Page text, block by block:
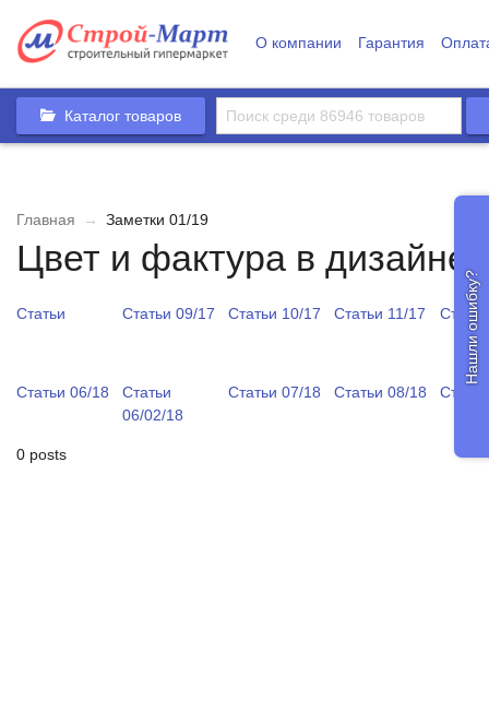
О компании Гарантия
Каталог товаров
Главная → Заметки 01/19
Цвет и фактура в дизайне
Статьи Статьи 09/17 Статьи 10/17 Статьи 11/17
Статьи 06/18
Статьи
06/02/18
Статьи 07/18 Статьи 08/18
0 posts
Нашли ошибку?